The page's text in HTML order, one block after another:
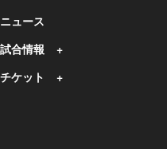
ニュース
試合情報
チケット